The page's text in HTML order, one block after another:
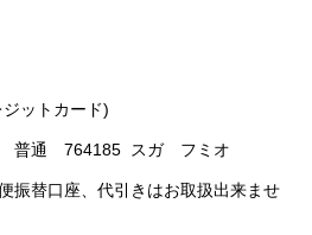
ットカード)
普通 764185 スガ フミオ
振替口座、代引きはお取扱出来ませ